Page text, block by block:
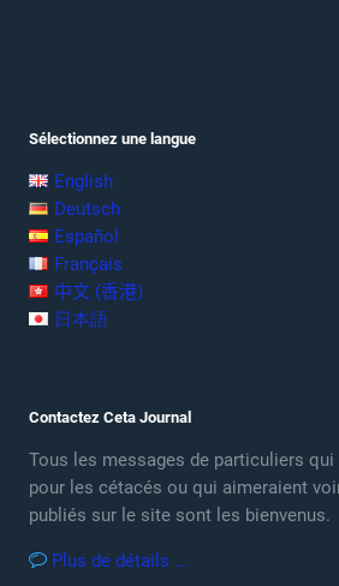
Sélectionnez une langue
English
Deutsch
Español
Français
中文 (香港)
日本語
Contactez Ceta Journal
Tous les messages de particuliers
pour les cétacés ou qui aimeraient
publiés sur le site sont les bienvenus.
Plus de détails …